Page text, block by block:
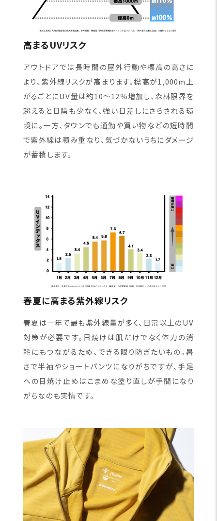
高まるUVリスク
アウトドアでは長時間の屋外行動や標高の高さに
より、紫外線リスクが高まります。標高が1,000m上
がるごとにUV量は約10〜12％増加し、森林限界を
超えると日陰も少なく、強い日差しにさらされる環
境に。一方、タウンでも通勤や買い物などの短時間
で紫外線は積み重なり、気づかないうちにダメージ
が蓄積します。
春夏に高まる紫外線リスク
春夏は一年で最も紫外線量が多く、日常以上のUV
対策が必要です。日焼けは肌だけでなく体力の消
耗にもつながるため、できる限り防ぎたいもの。暑
さで半袖やショートパンツになりがちですが、手足
への日焼け止めはこまめな塗り直しが手間になり
がちなのも実情です。